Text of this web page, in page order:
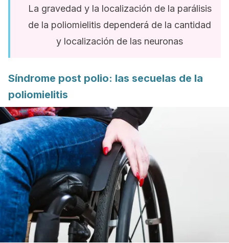
La gravedad y la localización de la parálisis
de la poliomielitis dependerá de la cantidad
y localización de las neuronas
Síndrome post polio: las secuelas de la
poliomielitis